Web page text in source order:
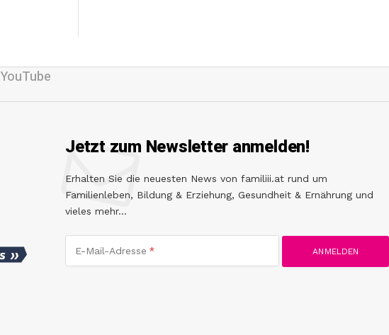
YouTube
Jetzt zum Newsletter anmelden!
Erhalten Sie die neuesten News von familiii.at rund um
Familienleben, Bildung & Erziehung, Gesundheit & Ernährung und
vieles mehr...
E-Mail-Adresse